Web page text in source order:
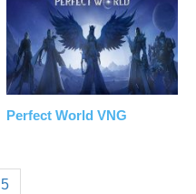
Perfect World VNG
5